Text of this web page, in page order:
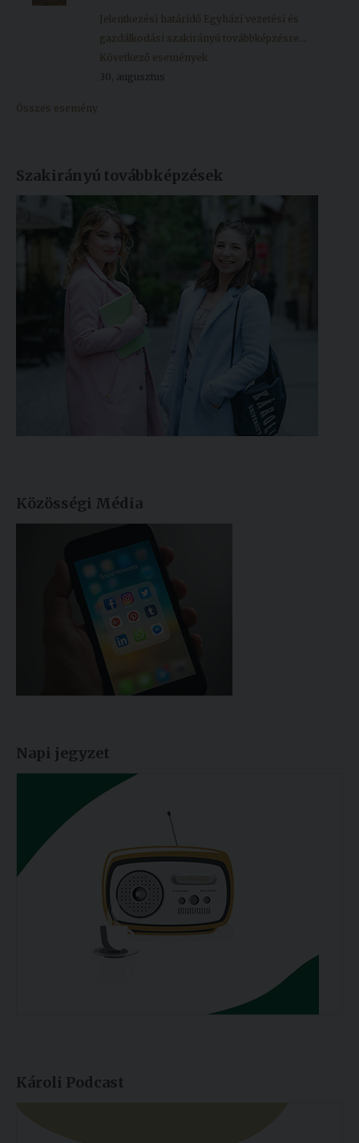
Jelentkezési határidő Egyházi vezetési és
gazdálkodási szakirányú továbbképzésre...
Következő események
30, augusztus
Összes esemény
Szakirányú továbbképzések
Közösségi Média
Napi jegyzet
Károli Podcast